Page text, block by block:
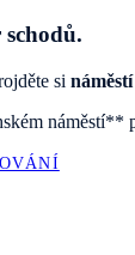
si
náměstí**